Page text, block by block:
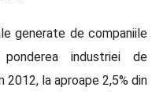
generate de companiile
ponderea industriei de
la aproape 2,5% din